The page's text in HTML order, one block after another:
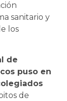
sanitario y
los
de
puso en
de